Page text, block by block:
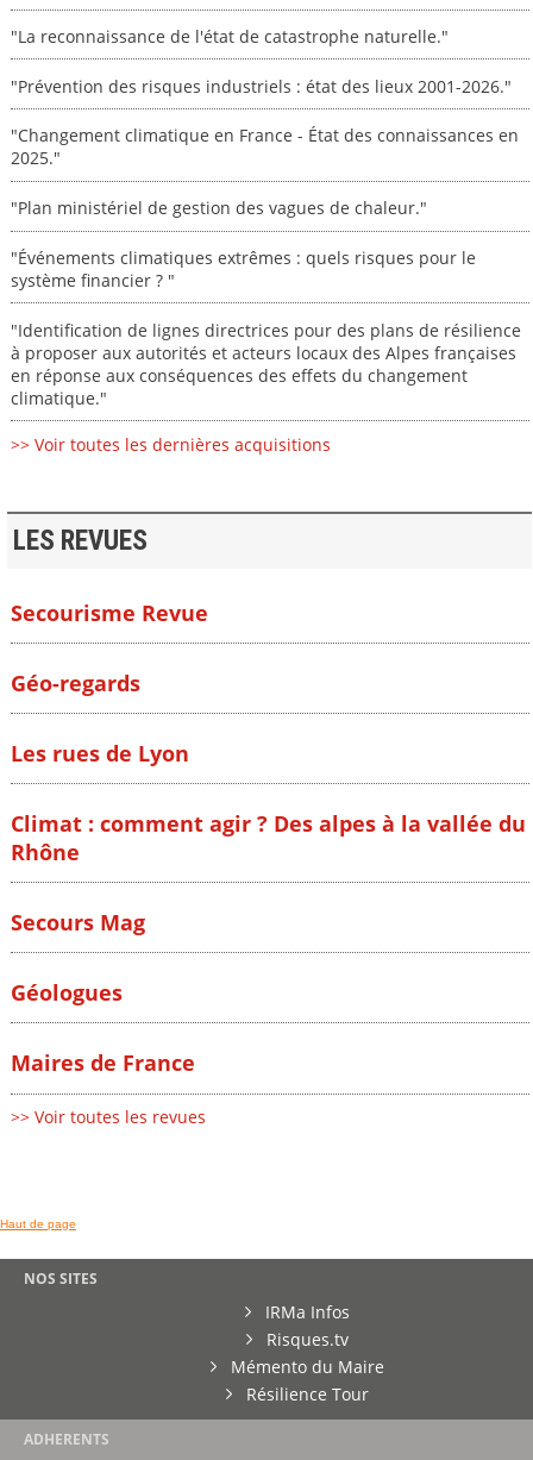
"La reconnaissance de l'état de catastrophe naturelle."
"Prévention des risques industriels : état des lieux 2001-2026."
"Changement climatique en France - État des connaissances en
2025."
"Plan ministériel de gestion des vagues de chaleur."
"Événements climatiques extrêmes : quels risques pour le
système financier ? "
"Identification de lignes directrices pour des plans de résilience
à proposer aux autorités et acteurs locaux des Alpes françaises
en réponse aux conséquences des effets du changement
climatique."
>> Voir toutes les dernières acquisitions
LES REVUES
Secourisme Revue
Géo-regards
Les rues de Lyon
Climat : comment agir ? Des alpes à la vallée du
Rhône
Secours Mag
Géologues
Maires de France
>> Voir toutes les revues
Haut de page
NOS SITES
IRMa Infos
Risques.tv
Mémento du Maire
Résilience Tour
ADHERENTS